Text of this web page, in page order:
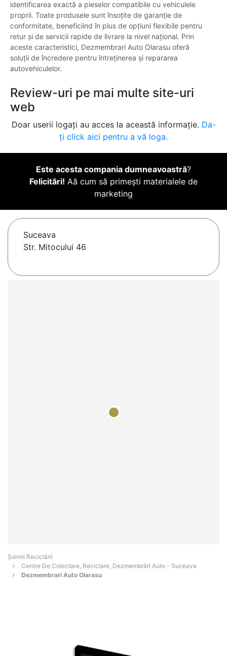
identificarea exactă a pieselor compatibile cu vehiculele
proprii. Toate produsele sunt însoțite de garanție de
conformitate, beneficiind în plus de opțiuni flexibile pentru
retur și de servicii rapide de livrare la nivel național. Prin
aceste caracteristici, Dezmembrari Auto Olarasu oferă
soluții de încredere pentru întreținerea și repararea
autovehiculelor.
Review-uri pe mai multe site-uri
web
Doar userii logați au acces la această informație. Da-
ți click aici pentru a vă loga.
Este acesta compania dumneavoastră?
Felicitări! Aă cum să primești materialele de
marketing
Suceava
Str. Mitocului 46
Șoimii Reciclării
Centre De Colectare, Reciclare, Dezmembrări Auto - Suceava
Dezmembrari Auto Olarasu